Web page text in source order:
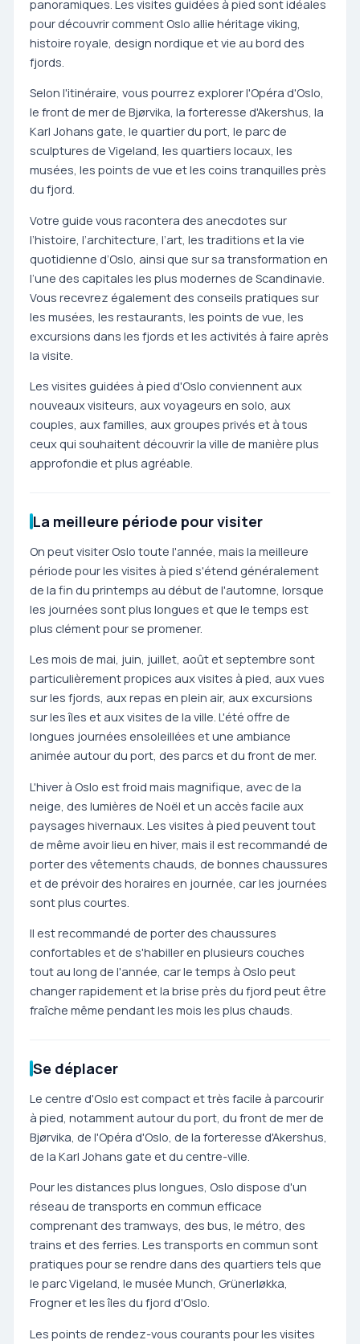
panoramiques. Les visites guidées à pied sont idéales
pour découvrir comment Oslo allie héritage viking,
histoire royale, design nordique et vie au bord des
fjords.
Selon l'itinéraire, vous pourrez explorer l'Opéra d'Oslo,
le front de mer de Bjørvika, la forteresse d'Akershus, la
Karl Johans gate, le quartier du port, le parc de
sculptures de Vigeland, les quartiers locaux, les
musées, les points de vue et les coins tranquilles près
du fjord.
Votre guide vous racontera des anecdotes sur
l’histoire, l’architecture, l’art, les traditions et la vie
quotidienne d’Oslo, ainsi que sur sa transformation en
l’une des capitales les plus modernes de Scandinavie.
Vous recevrez également des conseils pratiques sur
les musées, les restaurants, les points de vue, les
excursions dans les fjords et les activités à faire après
la visite.
Les visites guidées à pied d'Oslo conviennent aux
nouveaux visiteurs, aux voyageurs en solo, aux
couples, aux familles, aux groupes privés et à tous
ceux qui souhaitent découvrir la ville de manière plus
approfondie et plus agréable.
La meilleure période pour visiter
On peut visiter Oslo toute l'année, mais la meilleure
période pour les visites à pied s'étend généralement
de la fin du printemps au début de l'automne, lorsque
les journées sont plus longues et que le temps est
plus clément pour se promener.
Les mois de mai, juin, juillet, août et septembre sont
particulièrement propices aux visites à pied, aux vues
sur les fjords, aux repas en plein air, aux excursions
sur les îles et aux visites de la ville. L'été offre de
longues journées ensoleillées et une ambiance
animée autour du port, des parcs et du front de mer.
L'hiver à Oslo est froid mais magnifique, avec de la
neige, des lumières de Noël et un accès facile aux
paysages hivernaux. Les visites à pied peuvent tout
de même avoir lieu en hiver, mais il est recommandé de
porter des vêtements chauds, de bonnes chaussures
et de prévoir des horaires en journée, car les journées
sont plus courtes.
Il est recommandé de porter des chaussures
confortables et de s'habiller en plusieurs couches
tout au long de l'année, car le temps à Oslo peut
changer rapidement et la brise près du fjord peut être
fraîche même pendant les mois les plus chauds.
Se déplacer
Le centre d'Oslo est compact et très facile à parcourir
à pied, notamment autour du port, du front de mer de
Bjørvika, de l'Opéra d'Oslo, de la forteresse d'Akershus,
de la Karl Johans gate et du centre-ville.
Pour les distances plus longues, Oslo dispose d'un
réseau de transports en commun efficace
comprenant des tramways, des bus, le métro, des
trains et des ferries. Les transports en commun sont
pratiques pour se rendre dans des quartiers tels que
le parc Vigeland, le musée Munch, Grünerløkka,
Frogner et les îles du fjord d'Oslo.
Les points de rendez-vous courants pour les visites